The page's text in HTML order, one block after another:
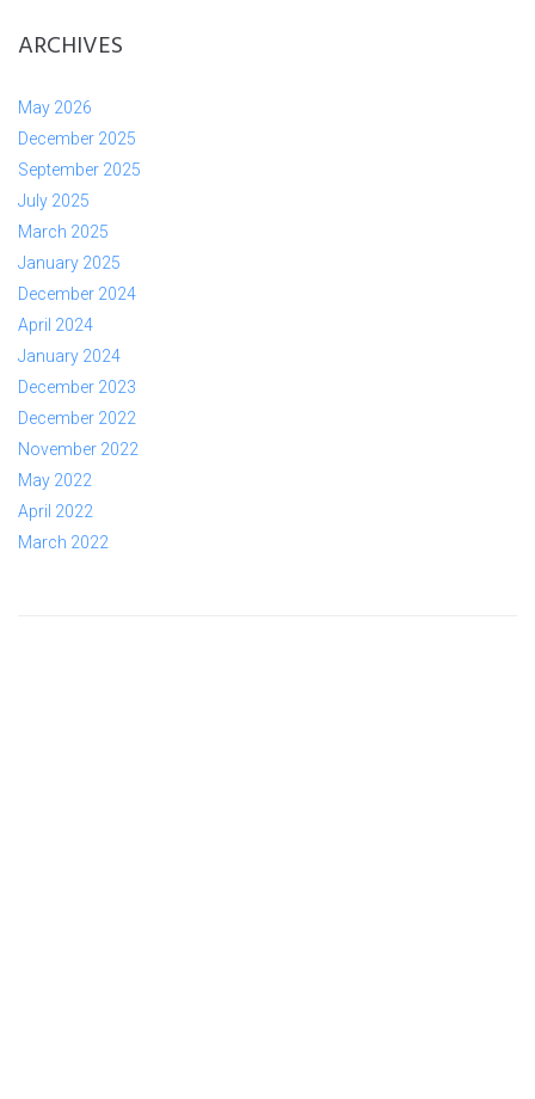
ARCHIVES
May 2026
December 2025
September 2025
July 2025
March 2025
January 2025
December 2024
April 2024
January 2024
December 2023
December 2022
November 2022
May 2022
April 2022
March 2022